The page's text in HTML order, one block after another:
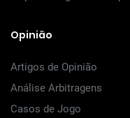
Opinião
Artigos de Opinião
Análise Arbitragens
Casos de Jogo